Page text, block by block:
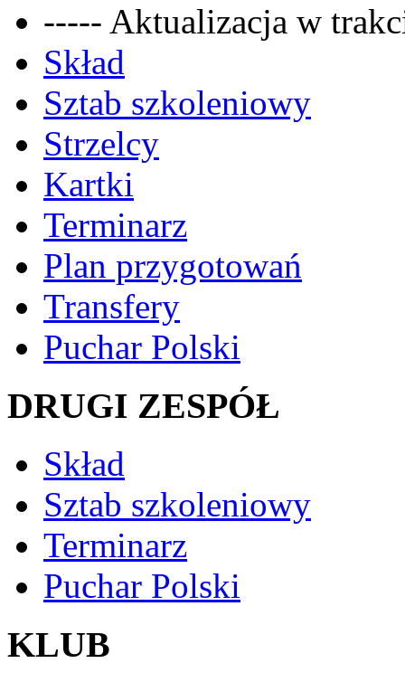
----- Aktualizacja w
Skład
Sztab szkoleniowy
Strzelcy
Kartki
Terminarz
Plan przygotowań
Transfery
Puchar Polski
DRUGI ZESPÓŁ
Skład
Sztab szkoleniowy
Terminarz
Puchar Polski
KLUB